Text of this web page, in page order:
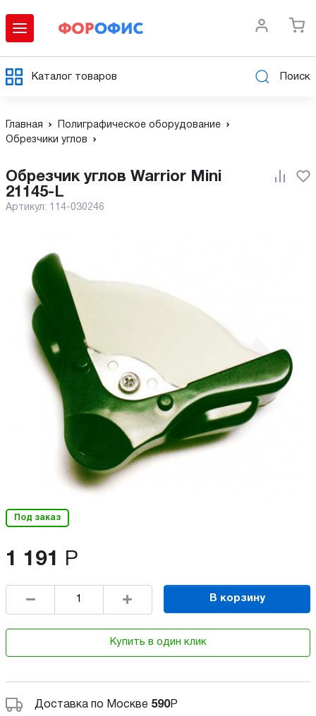
Каталог товаров Поиск
Главная
Полиграфическое оборудование
Обрезчики углов
Обрезчик углов Warrior Mini
21145-L
Артикул: 114-030246
Под заказ
1 191 Р
В корзину
Купить в один клик
Доставка по Москве 590Р